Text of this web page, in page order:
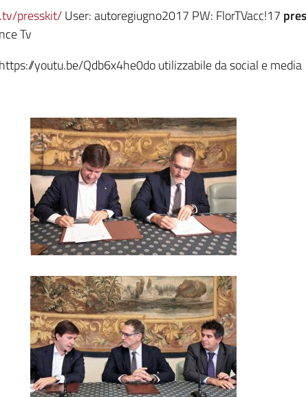
presskit/User: autoregiugno2017 PW: FlorTVacc!17
Tv
youtu.be/Qdb6x4he0do utilizzabile da social e media